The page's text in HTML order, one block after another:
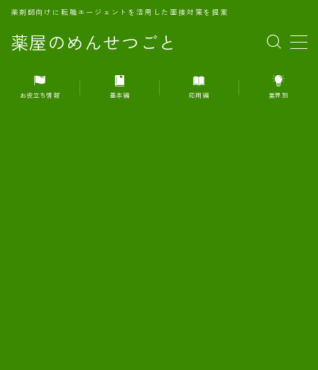
薬屋のめんせつごと
薬剤師向けに転職エージェントを活用した面接対策を提案
MENU
1.転職エージェントとは何か？
お役立ち情報 基本編 応用編 業界別